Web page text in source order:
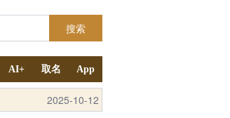
搜索
AI+ 取名 App
2025-4-11